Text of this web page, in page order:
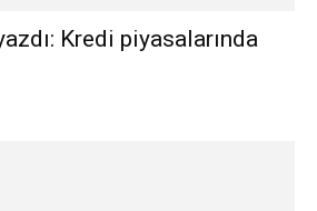
Kredi piyasalarında